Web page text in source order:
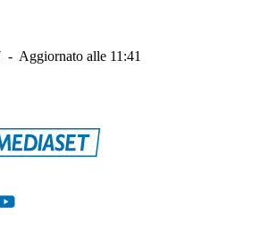
- Aggiornato alle 11:41